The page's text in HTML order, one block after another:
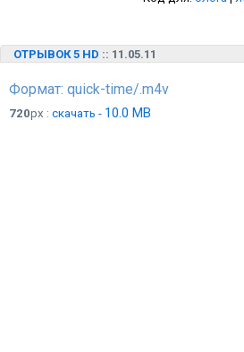
ОТРЫВОК 5 HD :: 11.05.11
Формат: quick-time/.m4v
720px : скачать - 10.0 MB